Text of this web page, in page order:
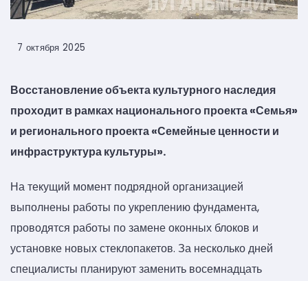
7 октября 2025
Восстановление объекта культурного наследия
проходит в рамках национального проекта «Семья»
и регионального проекта «Семейные ценности и
инфраструктура культуры».
На текущий момент подрядной организацией
выполнены работы по укреплению фундамента,
проводятся работы по замене оконных блоков и
установке новых стеклопакетов. За несколько дней
специалисты планируют заменить восемнадцать